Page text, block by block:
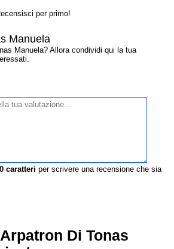
per primo!
Manuela
Manuela? Allora condividi qui la tua
caratteri per scrivere una recensione che sia
Di Tonas